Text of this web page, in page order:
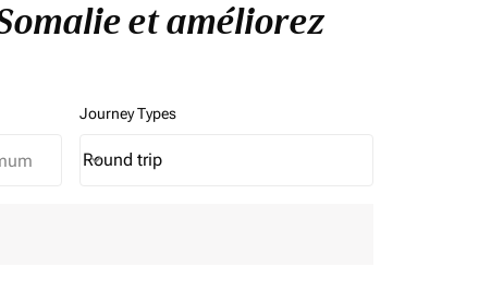
et améliorez
Journey Types
Journey Types option Round trip Selected
Round trip
keyboard_arrow_down